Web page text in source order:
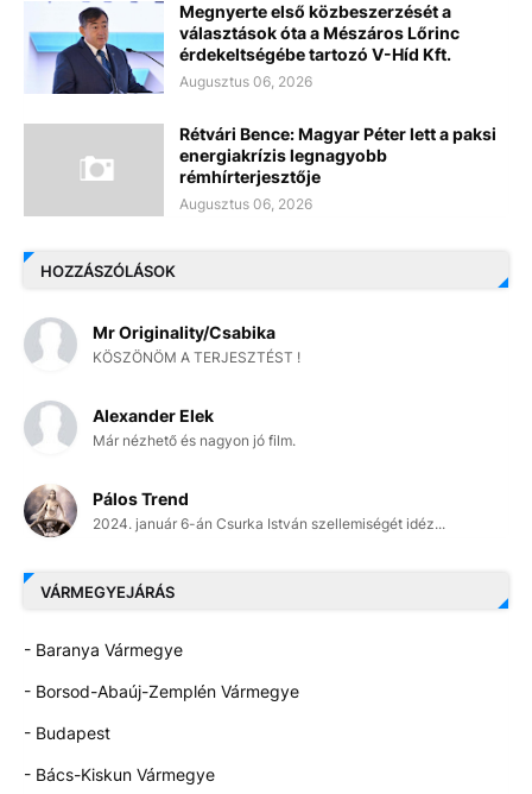
Megnyerte első közbeszerzését a
választások óta a Mészáros Lőrinc
érdekeltségébe tartozó V-Híd Kft.
Augusztus 06, 2026
Rétvári Bence: Magyar Péter lett a paksi
energiakrízis legnagyobb
rémhírterjesztője
Augusztus 06, 2026
HOZZÁSZÓLÁSOK
Mr Originality/Csabika
KÖSZÖNÖM A TERJESZTÉST !
Alexander Elek
Már nézhető és nagyon jó film.
Pálos Trend
2024. január 6-án Csurka István szellemiségét idéz...
VÁRMEGYEJÁRÁS
- Baranya Vármegye
- Borsod-Abaúj-Zemplén Vármegye
- Budapest
- Bács-Kiskun Vármegye